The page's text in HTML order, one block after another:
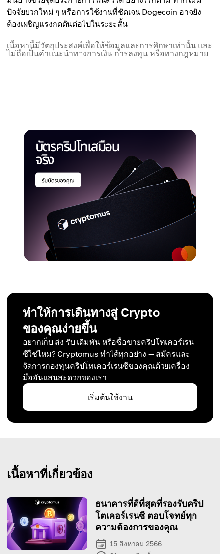
ปัจจัยบวกใหม่ ๆ หรือการใช้งานที่ชัดเจน Dogecoin อาจยัง
ต้องเผชิญแรงกดดันต่อไปในระยะสั้น
เนื้อหานี้มีวัตถุประสงค์เพื่อให้ข้อมูลและการศึกษาเท่านั้น และ
ไม่ถือเป็นคำแนะนำทางการเงิน การลงทุน หรือทางกฎหมาย
ทำให้การเดินทางสู่ Crypto
ของคุณง่ายขึ้น
อยากเก็บ ส่ง รับ เดิมพัน หรือซื้อขายคริปโทเคอร์เรน
ซีใช่ไหม? Cryptomus ทำได้ทุกอย่าง — สมัครและ
จัดการกองทุนคริปโทเคอร์เรนซีของคุณด้วยเครื่อง
มืออันแสนสะดวกของเรา
เริ่มต้นใช้งาน
เนื้อหาที่เกี่ยวข้อง
ธนาคารที่ดีที่สุดที่รองรับคริป
โตเคอร์เรนซี ตอบโจทย์ทุก
ความต้องการของคุณ
15 สิงหาคม 2566